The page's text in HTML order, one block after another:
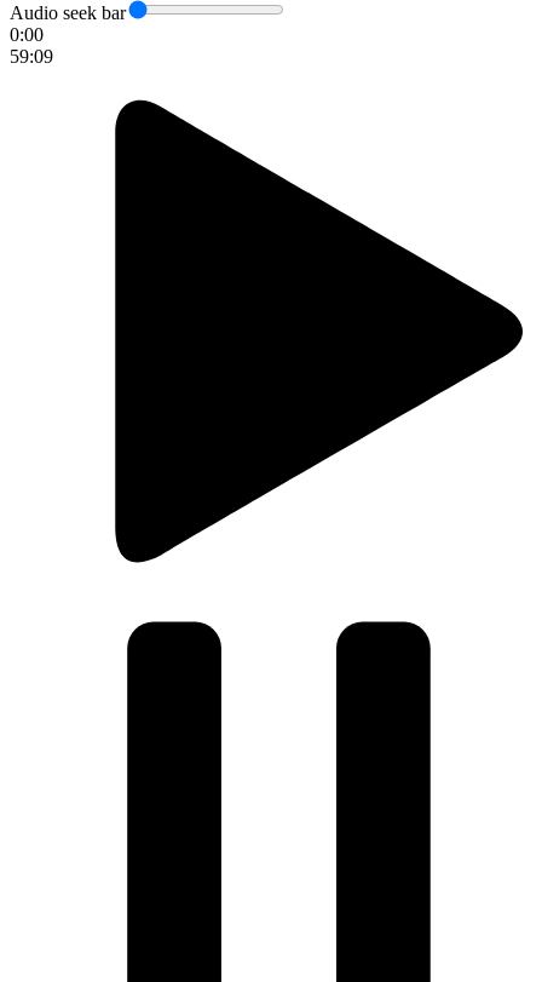
Audio seek bar
0:00
59:09